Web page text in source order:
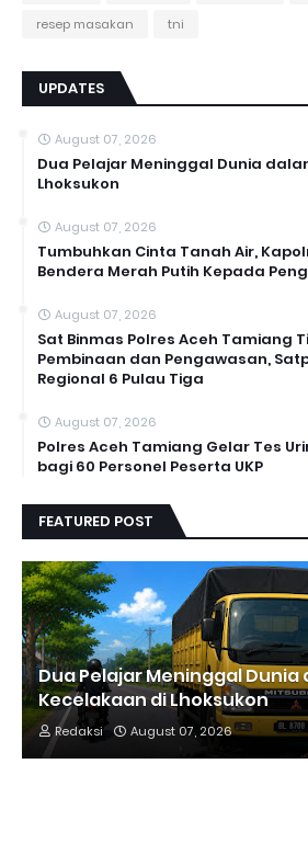
resep masakan
tni
UPDATES
August 07, 2026
Dua Pelajar Meninggal Dunia
Lhoksukon
August 07, 2026
Tumbuhkan Cinta Tanah Air,
Bendera Merah Putih Kepada
August 07, 2026
Sat Binmas Polres Aceh Tamiang
Pembinaan dan Pengawasan,
Regional 6 Pulau Tiga
August 07, 2026
Polres Aceh Tamiang Gelar Tes
bagi 60 Personel Peserta UKP
FEATURED POST
Dua Pelajar Meninggal Dunia
Kecelakaan di Lhoksukon
Redaksi August 07, 2026